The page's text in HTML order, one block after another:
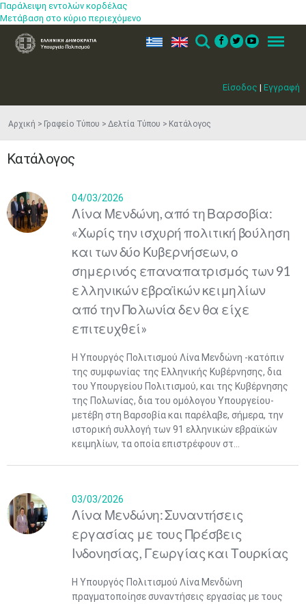
Παράλειψη εντολών κορδέλας
Μετάβαση στο κύριο περιεχόμενο
Είσοδος | Εγγραφή
ελ en Search Menu
Αρχική Γραφείο Τύπου Δελτία Τύπου Κατάλογος
Κατάλογος
04/03/2026
Λίνα Μενδώνη, από τη Βαρσοβία:
«Χωρίς την ισχυρή πολιτική βούληση
και των δύο Κυβερνήσεων, ο
σημερινός επαναπατρισμός των 91
ελληνικών εβραϊκών κειμηλίων
από την Πολωνία δεν θα είχε
επιτευχθεί»
Η Υπουργός Πολιτισμού Λίνα Μενδώνη -κατόπιν
της συμφωνίας της Ελληνικής Κυβέρνησης, δια
του Υπουργείου Πολιτισμού, και της Κυβέρνησης
της Πολωνίας, δια του ομόλογου Υπουργείου-
μετέβη στη Βαρσοβία και παρέλαβε, σήμερα, την
ιστορική συλλογή των 91 ελληνικών εβραϊκών
κειμηλίων, τα οποία επιστρέφουν στ...
03/03/2026
Λίνα Μενδώνη: Συναντήσεις
εργασίας με τους Πρέσβεις
Ινδονησίας, Γεωργίας και Τουρκίας
Η Υπουργός Πολιτισμού Λίνα Μενδώνη
πραγματοποίησε συναντήσεις εργασίας με τους